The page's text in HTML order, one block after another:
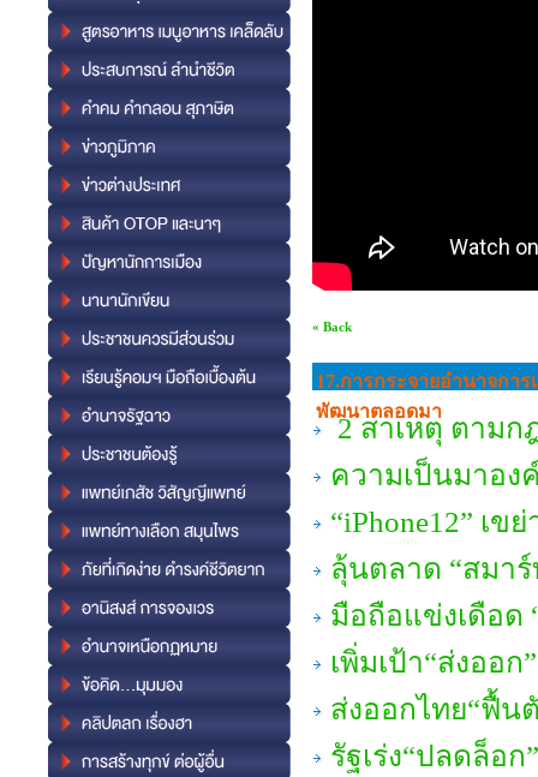
« Back
17.การกระจายอํานาจกา
พัฒนาตลอดมา
2 สาเหตุ ตามก
ความเป็นมาอ
“iPhone12” เ
ลุ้นตลาด “สมา
มือถือแข่งเดือด
เพิ่มเป้า“ส่งออ
ส่งออกไทย“ฟื้
รัฐเร่ง“ปลดล็อ